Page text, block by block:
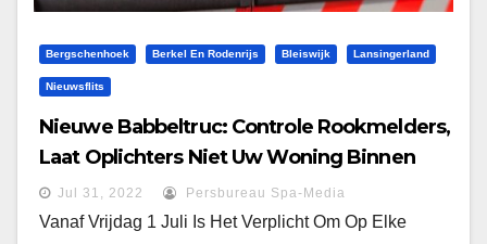
Bergschenhoek Berkel En Rodenrijs Bleiswijk Lansingerland
Nieuwsflits
Nieuwe Babbeltruc: Controle Rookmelders,
Laat Oplichters Niet Uw Woning Binnen
Jul 31, 2022 Persbureau Spa-Media
Vanaf Vrijdag 1 Juli Is Het Verplicht Om Op Elke